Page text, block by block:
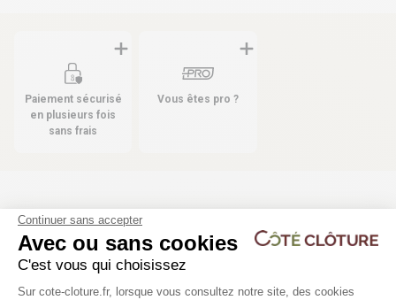
Paiement sécurisé
en plusieurs fois
sans frais
Vous êtes pro ?
Les produits compatibles
5 déclinaisons
Bombe de peinture - 400 ml Arrêt de porte UGC -
Continuer sans accepter
Avec ou sans cookies
C'est vous qui choisissez
Plateforme de Gestion du
Sur cote-cloture.fr, lorsque vous consultez notre site, des cookies